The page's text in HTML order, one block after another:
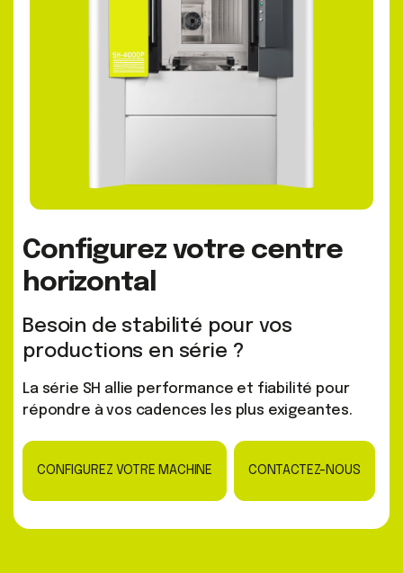
Configurez votre centre
horizontal
Besoin de stabilité pour vos
productions en série ?
La série SH allie performance et fiabilité pour
répondre à vos cadences les plus exigeantes.
CONFIGUREZ VOTRE MACHINE CONTACTEZ-NOUS